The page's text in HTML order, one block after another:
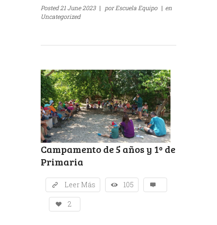
Posted21 June 2023 | porEscuela Equipo | en
Uncategorized
Campamento de 5 años y 1º de
Primaria
Leer Más 105
2